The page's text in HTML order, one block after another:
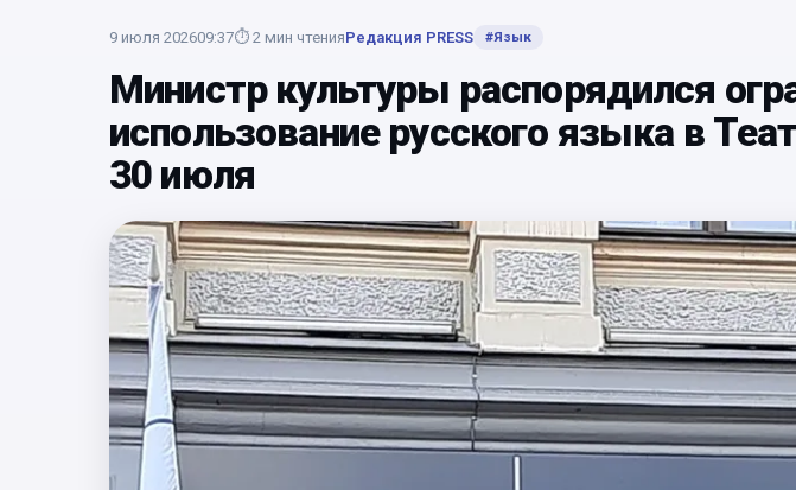
9 июля 202609:37⏱ 2 мин чтенияРедакция PRESS #Язык
Министр культуры распорядился
использование русского языка в
30 июля